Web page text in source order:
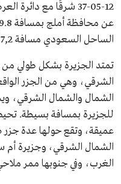
الساحل السعودي مسافة 7,2 أميال بحرية.
تمتد الجزيرة بشكل طولي
الشرقي، وهي من الجزر
الشمال والشمال الشرقي،
للجزيرة بمسافة بسيطة.
عميقة، وتقع حولها عدة
الشمال الشرقي، وجزيرة
الغرب، وفي جنوبها ممر